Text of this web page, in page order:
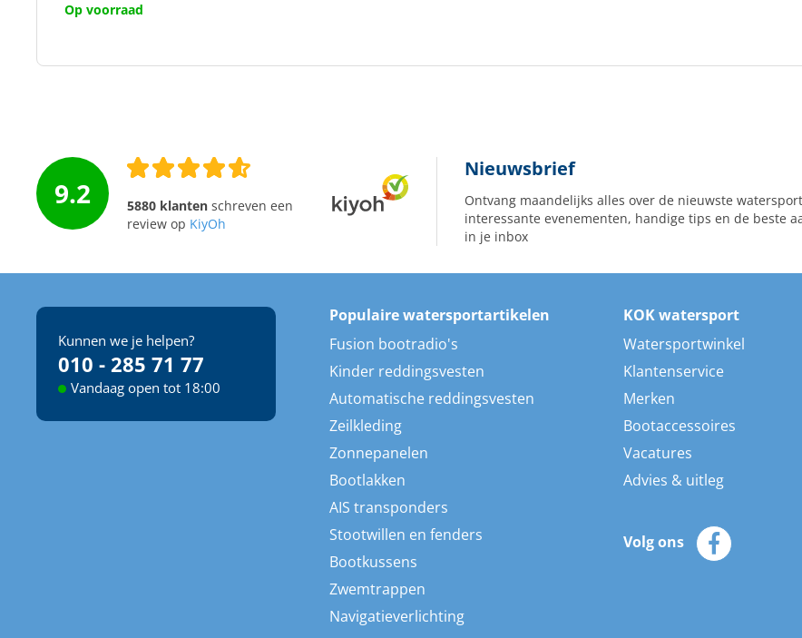
Op voorraad
9.2 5880 klantenschreven een
review op KiyOh
Nieuwsbrief
Ontvang maandelijks alles over de nieuwste
interessante evenementen, handige tips en de beste
in je inbox
Kunnen we je helpen?
010 - 285 71 77
Vandaag open tot 18:00
Populaire watersportartikelen
Fusion bootradio's
Kinder reddingsvesten
Automatische reddingsvesten
Zeilkleding
Zonnepanelen
Bootlakken
AIS transponders
Stootwillen en fenders
Bootkussens
Zwemtrappen
Navigatieverlichting
KOK watersport
Watersportwinkel
Klantenservice
Merken
Bootaccessoires
Vacatures
Advies & uitleg
Volg ons